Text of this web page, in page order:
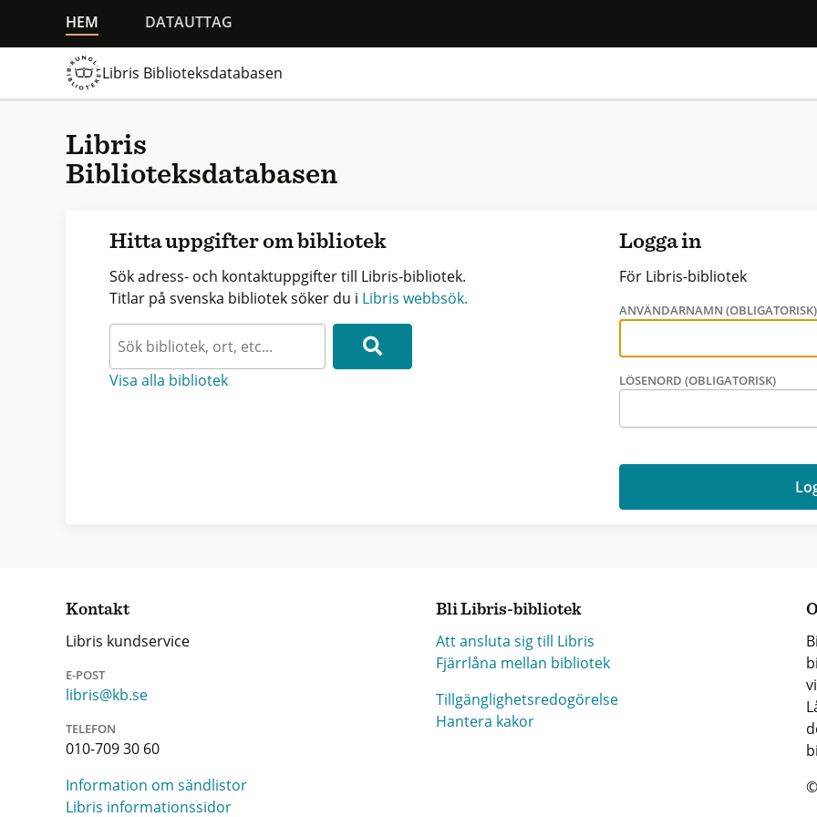
HEM DATAUTTAG
Libris Biblioteksdatabasen
Libris
Biblioteksdatabasen
Hitta uppgifter om bibliotek
Sök adress- och kontaktuppgifter till Libris-bibliotek.
Titlar på svenska bibliotek söker du i Libris webbsök.
Visa alla bibliotek
Logga in
För Libris-bibliotek
ANVÄNDARNAMN (OBLIGATORISK)
LÖSENORD (OBLIGATORISK)
Kontakt
Libris kundservice
E-POST
libris@kb.se
TELEFON
010-709 30 60
Information om sändlistor
Libris informationssidor
Bli Libris-bibliotek
Att ansluta sig till Libris
Fjärrlåna mellan bibliotek
Tillgänglighetsredogörelse
Hantera kakor